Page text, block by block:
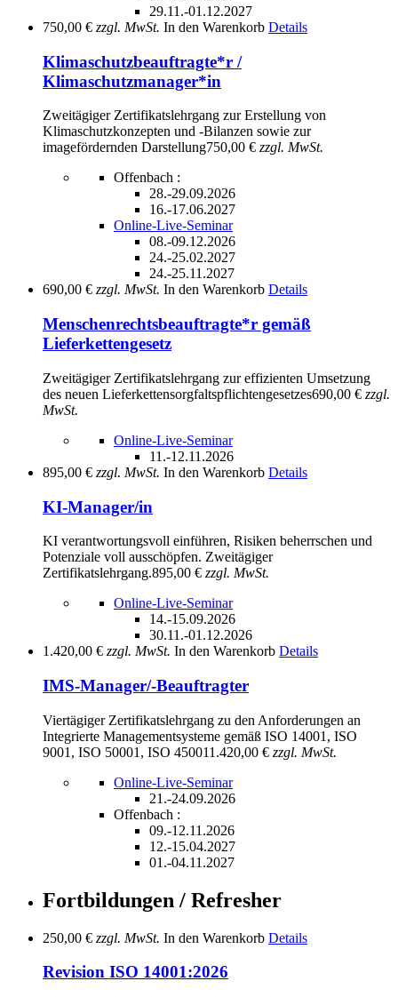
29.11.-01.12.2027
750,00 € zzgl. MwSt. In den Warenkorb Details
Klimaschutzbeauftragte*r /
Klimaschutzmanager*in
Zweitägiger Zertifikatslehrgang zur Erstellung von
Klimaschutzkonzepten und -Bilanzen sowie zur
imagefördernden Darstellung750,00 € zzgl. MwSt.
Offenbach :
28.-29.09.2026
16.-17.06.2027
Online-Live-Seminar
08.-09.12.2026
24.-25.02.2027
24.-25.11.2027
690,00 € zzgl. MwSt. In den Warenkorb Details
Menschenrechtsbeauftragte*r gemäß
Lieferkettengesetz
Zweitägiger Zertifikatslehrgang zur effizienten Umsetzung
des neuen Lieferkettensorgfaltspflichtengesetzes690,00 € zzgl.
MwSt.
Online-Live-Seminar
11.-12.11.2026
895,00 € zzgl. MwSt. In den Warenkorb Details
KI-Manager/in
KI verantwortungsvoll einführen, Risiken beherrschen und
Potenziale voll ausschöpfen. Zweitägiger
Zertifikatslehrgang.895,00 € zzgl. MwSt.
Online-Live-Seminar
14.-15.09.2026
30.11.-01.12.2026
1.420,00 € zzgl. MwSt. In den Warenkorb Details
IMS-Manager/-Beauftragter
Viertägiger Zertifikatslehrgang zu den Anforderungen an
Integrierte Managementsysteme gemäß ISO 14001, ISO
9001, ISO 50001, ISO 450011.420,00 € zzgl. MwSt.
Online-Live-Seminar
21.-24.09.2026
Offenbach :
09.-12.11.2026
12.-15.04.2027
01.-04.11.2027
Fortbildungen / Refresher
250,00 € zzgl. MwSt. In den Warenkorb Details
Revision ISO 14001:2026